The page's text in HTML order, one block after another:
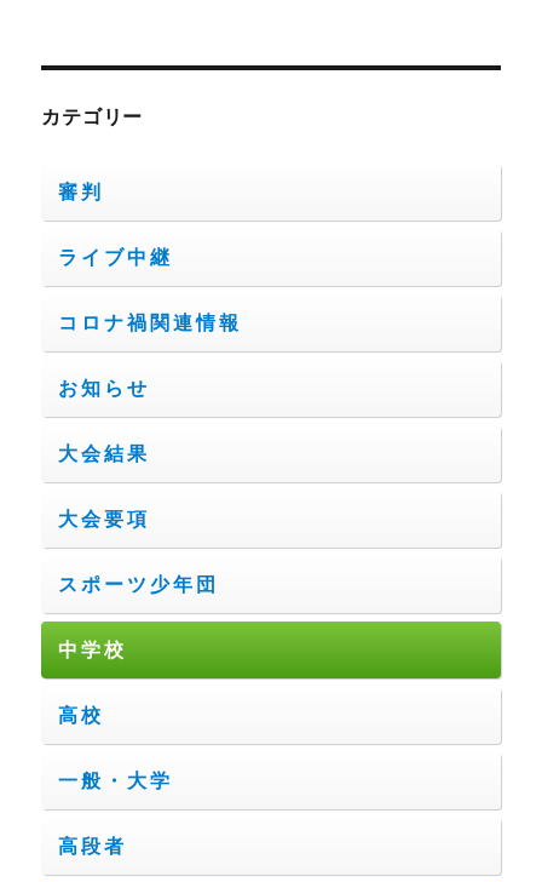
カテゴリー
審判
ライブ中継
コロナ禍関連情報
お知らせ
大会結果
大会要項
スポーツ少年団
中学校
高校
一般・大学
高段者